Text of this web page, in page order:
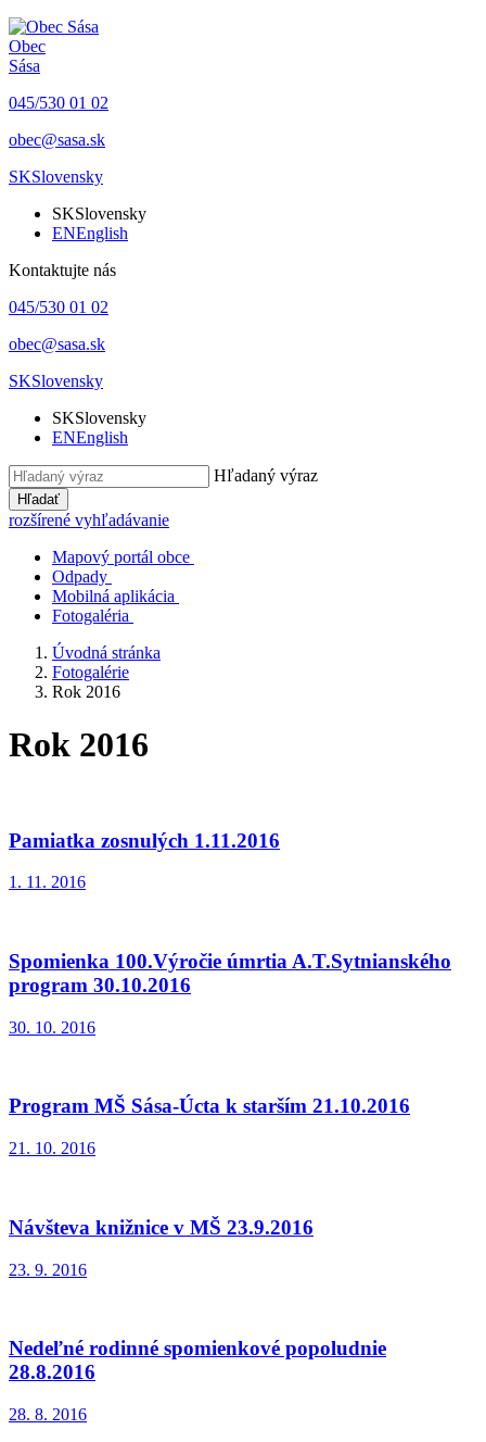
Obec
Sása
045/530 01 02
obec@sasa.sk
SKSlovensky
SKSlovensky
ENEnglish
Kontaktujte nás
045/530 01 02
obec@sasa.sk
SKSlovensky
SKSlovensky
ENEnglish
Hľadaný výraz
Hľadať
rozšírené vyhľadávanie
Mapový portál obce
Odpady
Mobilná aplikácia
Fotogaléria
Úvodná stránka
Fotogalérie
Rok 2016
Rok 2016
Pamiatka zosnulých 1.11.2016
1. 11. 2016
Spomienka 100.Výročie úmrtia A.T.Sytnianského
program 30.10.2016
30. 10. 2016
Program MŠ Sása-Úcta k starším 21.10.2016
21. 10. 2016
Návšteva knižnice v MŠ 23.9.2016
23. 9. 2016
Nedeľné rodinné spomienkové popoludnie
28.8.2016
28. 8. 2016